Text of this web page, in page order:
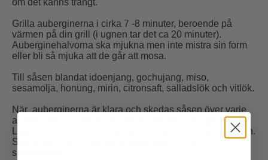
Grilla auberginerna i cirka 7 -8 minuter, beroende på
värmen på din grill (i ugnen tar det ca 20 minuter).
Auberginehalvorna ska mjukna men inte mistra sin form
eller bli så mjuka att de går att mosa.
Till såsen blandat idoenjang, gochujang, miso,
sesamolja, honung, mirin, citronsaft, salladslök och vitlök.
När auberginerna är klara och skedas såsen över varje
auberginehalva så att den täckt med ett tunt lager.
Lagom är bäst. Dränk inte men snåla heller inte på såsen.
Spara dock lite för att ge en sista touch innan
serveringen.